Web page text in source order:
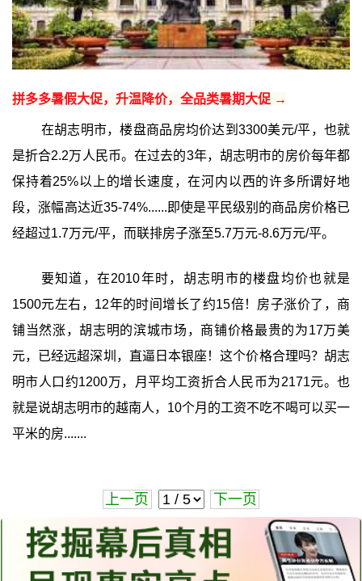
拼多多暑假大促，升温降价，全品类暑期大促 →
在胡志明市，楼盘商品房均价达到3300美元/平，也就
是折合2.2万人民币。在过去的3年，胡志明市的房价每年都
保持着25%以上的增长速度，在河内以西的许多所谓好地
段，涨幅高达近35-74%......即使是平民级别的商品房价格已
经超过1.7万元/平，而联排房子涨至5.7万元-8.6万元/平。
要知道，在2010年时，胡志明市的楼盘均价也就是
1500元左右，12年的时间增长了约15倍！房子涨价了，商
铺当然涨，胡志明的滨城市场，商铺价格最贵的为17万美
元，已经远超深圳，直逼日本银座！这个价格合理吗？胡志
明市人口约1200万，月平均工资折合人民币为2171元。也
就是说胡志明市的越南人，10个月的工资不吃不喝可以买一
平米的房.......
上一页 下一页